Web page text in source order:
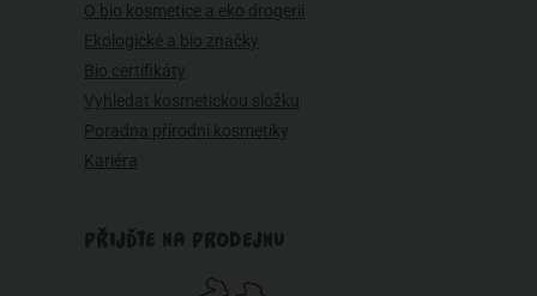
O bio kosmetice a eko drogerii
Ekologické a bio značky
Bio certifikáty
Vyhledat kosmetickou složku
Poradna přírodní kosmetiky
Kariéra
PŘIJĎTE NA PRODEJNU